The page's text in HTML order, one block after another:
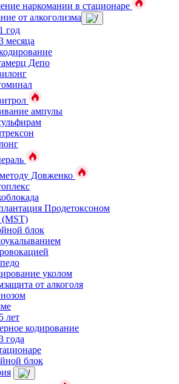
наркомании в стационаре
от алкоголизма
год
месяца
Депо
ампулы
Довженко
Продетоксоном
(MST)
блок
уколом
от алкоголя
лет
кодирование
года
блок